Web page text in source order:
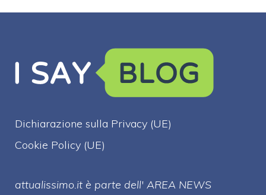
Dichiarazione sulla Privacy (UE)
Cookie Policy (UE)
attualissimo.it è parte dell' AREA NEWS